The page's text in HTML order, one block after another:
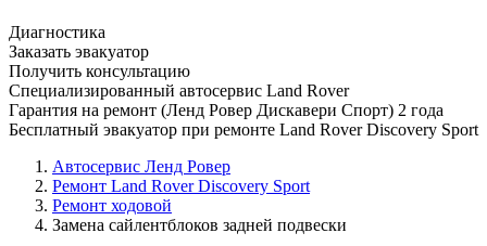
Диагностика
Заказать эвакуатор
Получить консультацию
Специализированный автосервис Land Rover
Гарантия на ремонт (Ленд Ровер Дискавери Спорт) 2 года
Бесплатный эвакуатор при ремонте Land Rover Discovery Sport
Автосервис Ленд Ровер
Ремонт Land Rover Discovery Sport
Ремонт ходовой
Замена сайлентблоков задней подвески